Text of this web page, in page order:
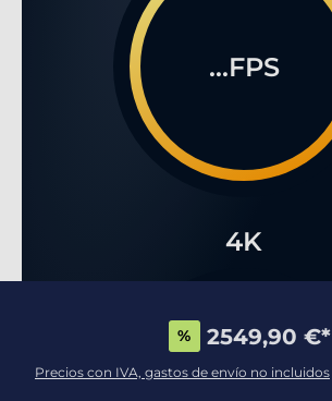
...FPS
4K
% 2549,90 €*
Precios con IVA, gastos de envío no incluidos